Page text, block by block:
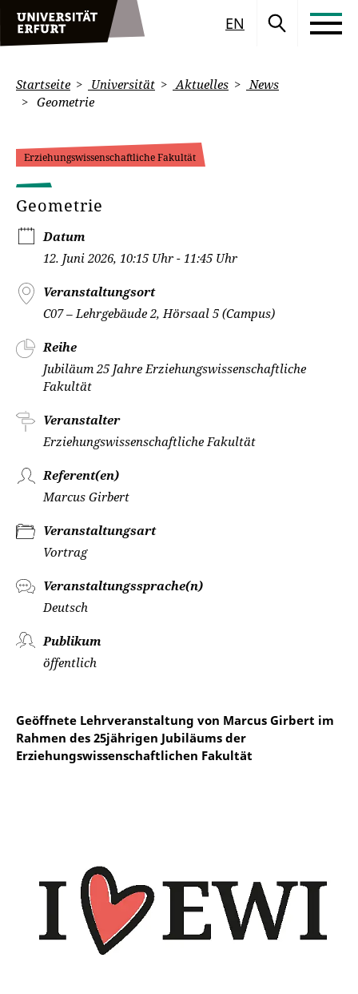
EN
Startseite Universität Aktuelles
News
Geometrie
Erziehungswissenschaftliche Fakultät
Geometrie
Datum
12. Juni 2026, 10:15 Uhr - 11:45 Uhr
Veranstaltungsort
C07 – Lehrgebäude 2, Hörsaal 5 (Campus)
Reihe
Jubiläum 25 Jahre Erziehungswissenschaftliche
Fakultät
Veranstalter
Erziehungswissenschaftliche Fakultät
Referent(en)
Marcus Girbert
Veranstaltungsart
Vortrag
Veranstaltungssprache(n)
Deutsch
Publikum
öffentlich
Geöffnete Lehrveranstaltung von Marcus Girbert im
Rahmen des 25jährigen Jubiläums der
Erziehungswissenschaftlichen Fakultät